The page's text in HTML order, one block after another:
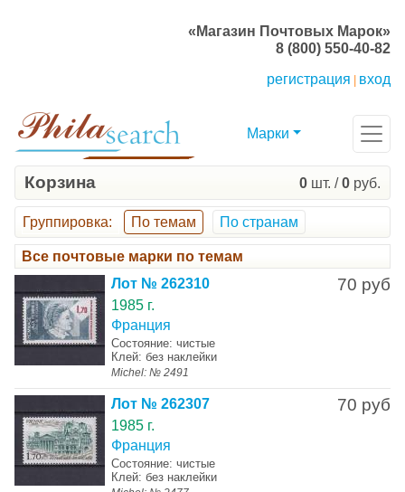
«Магазин Почтовых Марок»
8 (800) 550-40-82
регистрация
вход
Марки
Корзина 0 шт. /0 руб.
Группировка: По темам По странам
Все почтовые марки по темам
70 руб
Лот № 262310
1985 г.
Франция
Состояние: чистые
Клей: без наклейки
Michel: № 2491
70 руб
Лот № 262307
1985 г.
Франция
Состояние: чистые
Клей: без наклейки